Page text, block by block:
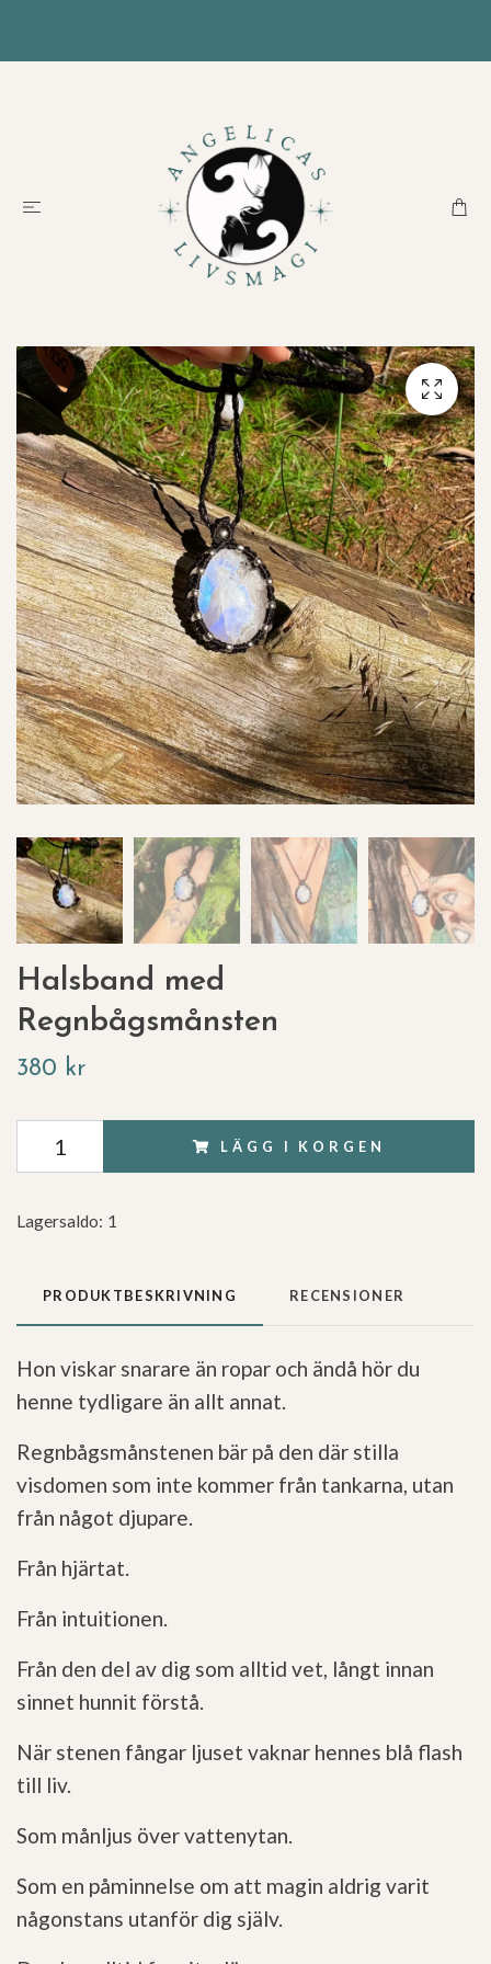
Halsband med
Regnbågsmånsten
380 kr
LÄGG I KORGEN
Lagersaldo: 1
PRODUKTBESKRIVNING RECENSIONER
Hon viskar snarare än ropar och ändå hör du
henne tydligare än allt annat.
Regnbågsmånstenen bär på den där stilla
visdomen som inte kommer från tankarna, utan
från något djupare.
Från hjärtat.
Från intuitionen.
Från den del av dig som alltid vet, långt innan
sinnet hunnit förstå.
När stenen fångar ljuset vaknar hennes blå flash
till liv.
Som månljus över vattenytan.
Som en påminnelse om att magin aldrig varit
någonstans utanför dig själv.